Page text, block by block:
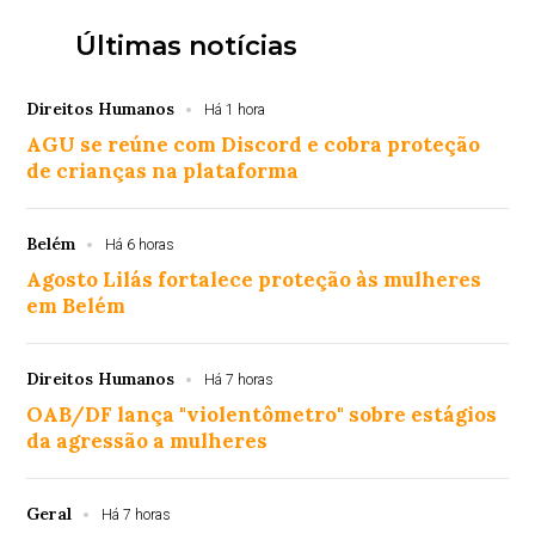
Últimas notícias
Direitos Humanos Há 1 hora
AGU se reúne com Discord e cobra proteção
de crianças na plataforma
Belém Há 6 horas
Agosto Lilás fortalece proteção às mulheres
em Belém
Direitos Humanos Há 7 horas
OAB/DF lança "violentômetro" sobre estágios
da agressão a mulheres
Geral Há 7 horas